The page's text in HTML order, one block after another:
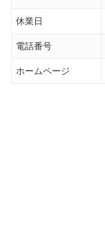
休業日
電話番号
ホームページ